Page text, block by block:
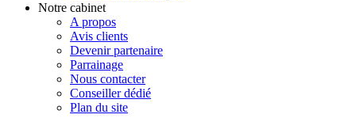
Notre cabinet
A propos
Avis clients
Devenir partenaire
Parrainage
Nous contacter
Conseiller dédié
Plan du site